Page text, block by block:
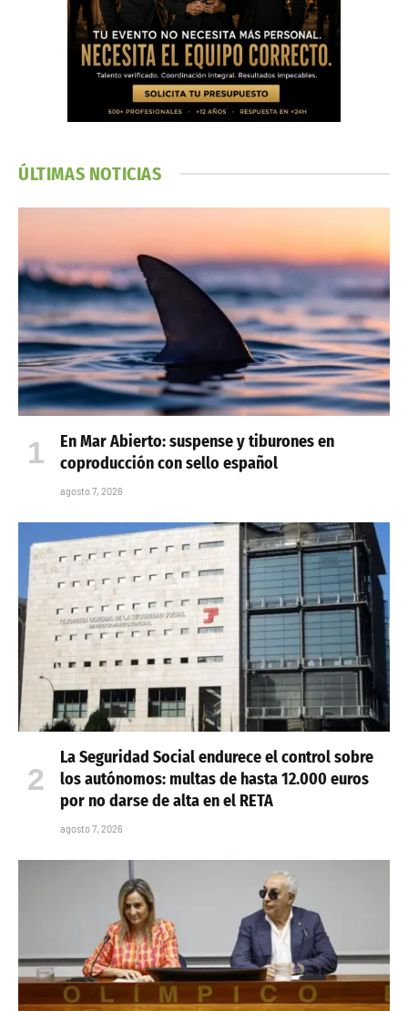
ÚLTIMAS NOTICIAS
En Mar Abierto: suspense y tiburones en
coproducción con sello español
agosto 7, 2026
La Seguridad Social endurece el control sobre
los autónomos: multas de hasta 12.000 euros
por no darse de alta en el RETA
agosto 7, 2026